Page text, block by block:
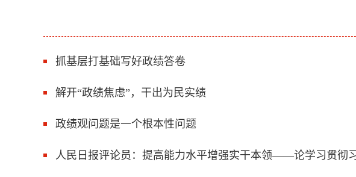
抓基层打基础写好政绩答卷
解开“政绩焦虑”，干出为民实绩
政绩观问题是一个根本性问题
人民日报评论员：提高能力水平增强实干本领——论学习贯彻